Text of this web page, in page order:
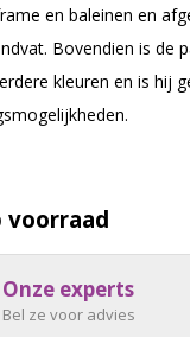
en baleinen en
Bovendien is de
kleuren en is hij
voorraad
Onze experts
Bel ze voor advies